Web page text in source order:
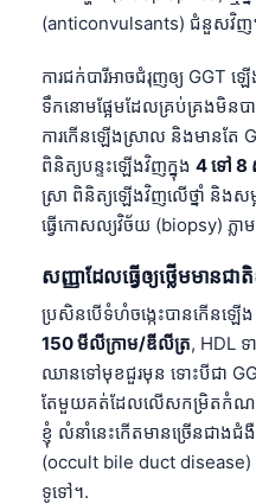
(anticonvulsants) ជំនួសវិញ
ការជក់បារីអាចជំរុញឲ្យ GGT
ទឹកនោមផ្អែមដែលគ្រប់គ្រងមិនប
ការកើនឡើងស្រាល និងមានតែ
ពិនិត្យបន្ទះឡើងវិញក្នុង 4 ទៅ 8
ស្រា ពិនិត្យឡើងវិញលើថ្នាំ និងស
ធ្វើកោសល្យវិច័យ (biopsy) ភ្លា
សញ្ញាដែលធ្វើឲ្យថ្លើមមានជ
ប្រសិនបើទំហំចង្កេះបានកើនឡ
150 មីលីក្រាម/ឌីលីត្រ, HDL ទ
ឈានទៅមុខជួរមុន ទោះបីជា
តែមួយគត់ដែលលើសកម្រិតកំ
ខ្ញុំ លំនាំនេះកើតមានច្រើនជា
(occult bile duct disease)
ទូទៅ។.